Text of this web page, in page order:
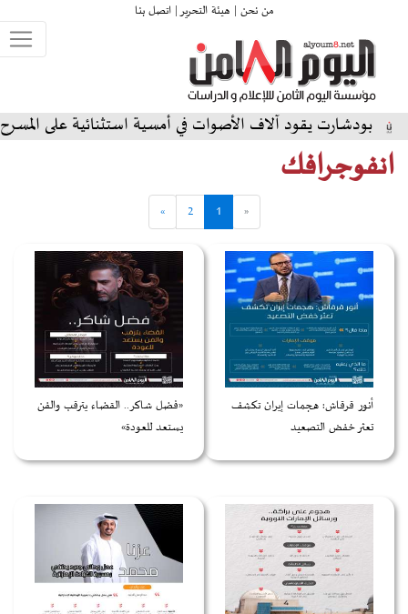
من نحن | هيئة التحرير |اتصل بنا
يقود آلاف الأصوات في أمسية استثنائية على المسرح الشمالي
انفوجرافك
«
1
2
»
أنور قرقاش: هجمات إيران تكشف
تعثر خفض التصعيد
«فضل شاكر.. القضاء يترقب والفن
يستعد للعودة»